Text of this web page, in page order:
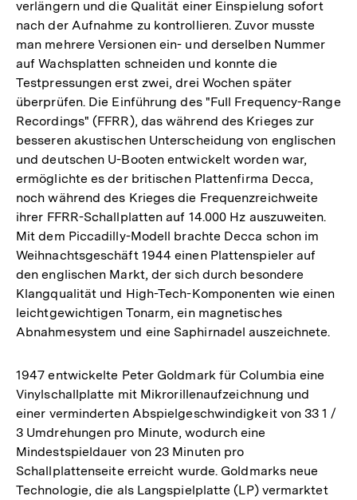
verlängern und die Qualität einer Einspielung sofort
nach der Aufnahme zu kontrollieren. Zuvor musste
man mehrere Versionen ein- und derselben Nummer
auf Wachsplatten schneiden und konnte die
Testpressungen erst zwei, drei Wochen später
überprüfen. Die Einführung des "Full Frequency-Range
Recordings" (FFRR), das während des Krieges zur
besseren akustischen Unterscheidung von englischen
und deutschen U-Booten entwickelt worden war,
ermöglichte es der britischen Plattenfirma Decca,
noch während des Krieges die Frequenzreichweite
ihrer FFRR-Schallplatten auf 14.000 Hz auszuweiten.
Mit dem Piccadilly-Modell brachte Decca schon im
Weihnachtsgeschäft 1944 einen Plattenspieler auf
den englischen Markt, der sich durch besondere
Klangqualität und High-Tech-Komponenten wie einen
leichtgewichtigen Tonarm, ein magnetisches
Abnahmesystem und eine Saphirnadel auszeichnete.
1947 entwickelte Peter Goldmark für Columbia eine
Vinylschallplatte mit Mikrorillenaufzeichnung und
einer verminderten Abspielgeschwindigkeit von 33 1 /
3 Umdrehungen pro Minute, wodurch eine
Mindestspieldauer von 23 Minuten pro
Schallplattenseite erreicht wurde. Goldmarks neue
Technologie, die als Langspielplatte (LP) vermarktet